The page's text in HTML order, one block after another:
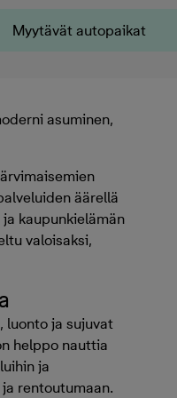
Myytävät autopaikat
asuminen,
äärellä
kaupunkielämän
valoisaksi,
luonto ja sujuvat
helppo nauttia
ja
rentoutumaan.